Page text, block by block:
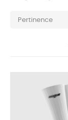
Pertinence